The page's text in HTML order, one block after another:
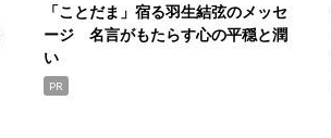
「ことだま」宿る羽生結弦のメッセ
ージ 名言がもたらす心の平穏と潤
い
PR